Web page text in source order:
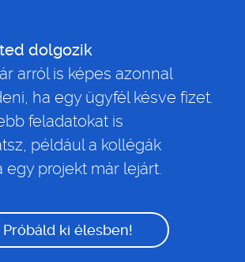
dolgozik
arról is képes azonnal
ha egy ügyfél késve fizet.
feladatokat is
például a kollégák
egy projekt már lejárt.
Próbáld ki élesben!